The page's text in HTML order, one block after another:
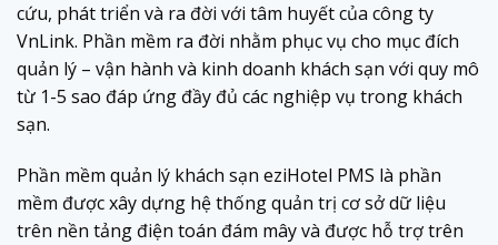
cứu, phát triển và ra đời với tâm huyết của công ty
VnLink. Phần mềm ra đời nhằm phục vụ cho mục đích
quản lý – vận hành và kinh doanh khách sạn với quy mô
từ 1-5 sao đáp ứng đầy đủ các nghiệp vụ trong khách
sạn.
Phần mềm quản lý khách sạn eziHotel PMS là phần
mềm được xây dựng hệ thống quản trị cơ sở dữ liệu
trên nền tảng điện toán đám mây và được hỗ trợ trên